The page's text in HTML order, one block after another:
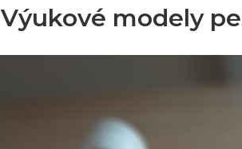
Výukové modely